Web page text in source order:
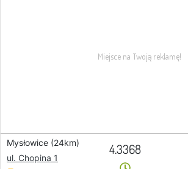
Mysłowice (24km)
ul. Chopina 1
4.3368